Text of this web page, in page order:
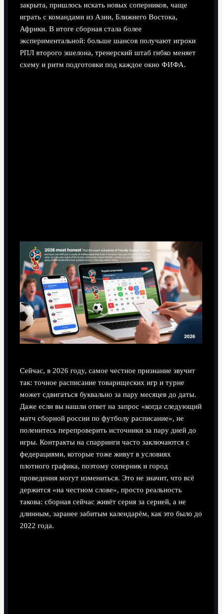
закрыта, пришлось искать новых соперников, чаще
играть с командами из Азии, Ближнего Востока,
Африки. В итоге сборная стала более
экспериментальной: больше шансов получают игроки
РПЛ второго эшелона, тренерский штаб гибко меняет
схему и ритм подготовки под каждое окно ФИФА.
Сейчас, в 2026 году, самое честное признание звучит
так: точное расписание товарищеских игр и турне
может сдвигаться буквально за пару месяцев до даты.
Даже если вы нашли ответ на запрос «когда следующий
матч сборной россии по футболу расписание», не
поленитесь перепроверить источники за пару дней до
игры. Контракты на спарринги часто заключаются с
федерациями, которые тоже живут в условиях
плотного графика, поэтому соперник и город
проведения могут измениться. Это не значит, что всё
держится «на честном слове», просто реальность
такова: сборная сейчас живёт серия за серией, а не
длинным, заранее забитым календарём, как это было до
2022 года.